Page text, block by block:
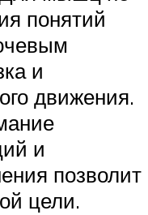
понятий
и
движения.
и
позволит
цели.